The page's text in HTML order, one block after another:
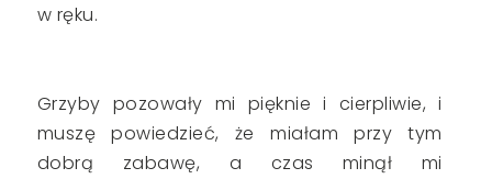
w ręku.
Grzyby pozowały mi pięknie i cierpliwie, i
muszę powiedzieć, że miałam przy tym
dobrą zabawę, a czas minął mi